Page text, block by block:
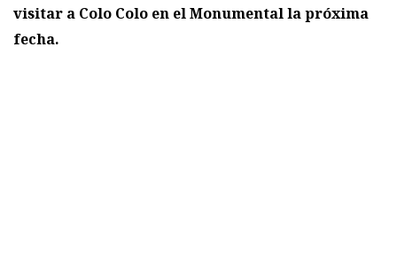
visitar a Colo Colo en el Monumental la próxima
fecha.